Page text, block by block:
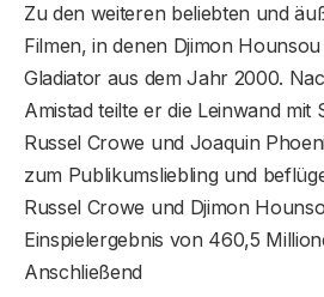
Zu den weiteren beliebten und
Filmen, in denen Djimon
Gladiator aus dem Jahr 2000.
Amistad teilte er die Leinwand mit
Russel Crowe und Joaquin
zum Publikumsliebling und
Russel Crowe und Djimon
Einspielergebnis von 460,5
Anschließend